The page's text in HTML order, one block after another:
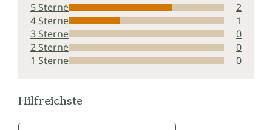
5 Sterne
2
4 Sterne
1
3 Sterne
0
2 Sterne
0
1 Sterne
0
Hilfreichste